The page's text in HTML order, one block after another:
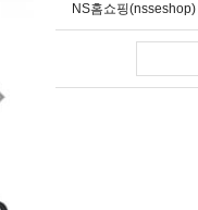
NS홈쇼핑(nsseshop)